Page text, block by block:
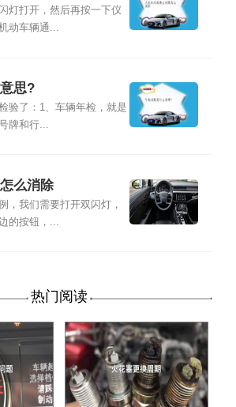
灯打开，然后再按一下仪
动车辆通...
思?
验了：1、车辆年检，就是
牌和行...
么消除
，我们需要打开双闪灯，
的按钮，...
热门阅读